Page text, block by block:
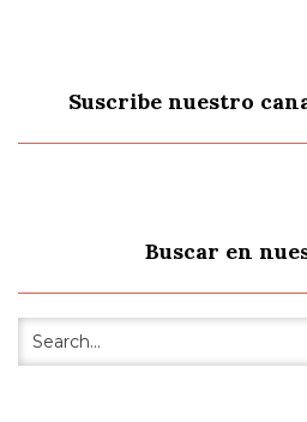
Suscribe nuestro
Buscar en